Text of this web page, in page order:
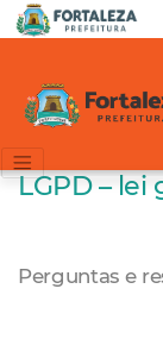
LGPD –
Perguntas e